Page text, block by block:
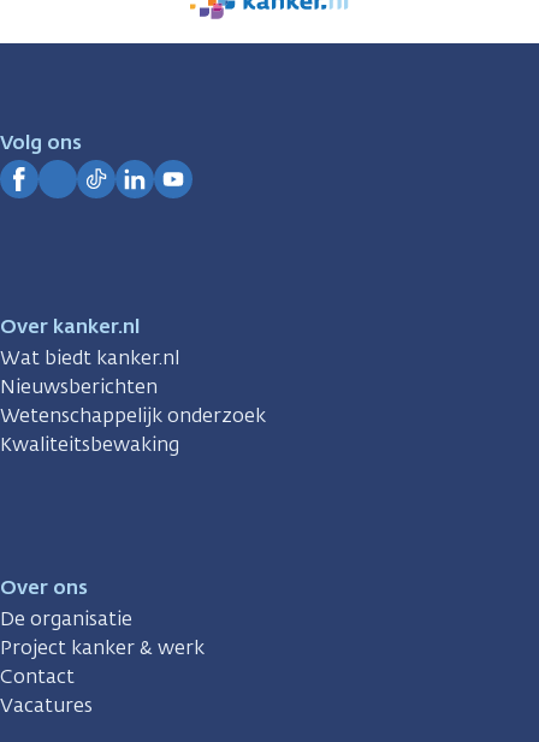
We
zijn
Volg ons
Over kanker.nl
Wat biedt kanker.nl
Nieuwsberichten
Wetenschappelijk onderzoek
Kwaliteitsbewaking
Over ons
De organisatie
Project kanker & werk
Contact
Vacatures